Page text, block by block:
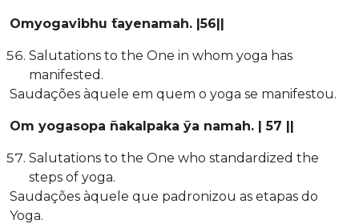
Omyogavibhu ̄tayenamah. |56||
Salutations to the One in whom yoga has
manifested.
Saudações àquele em quem o yoga se manifestou.
Om yogasopa ̄nakalpaka ̄ya namah. | 57 ||
Salutations to the One who standardized the
steps of yoga.
Saudações àquele que padronizou as etapas do
Yoga.